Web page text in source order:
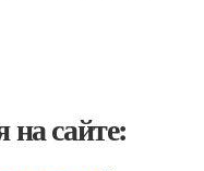
на сайте: